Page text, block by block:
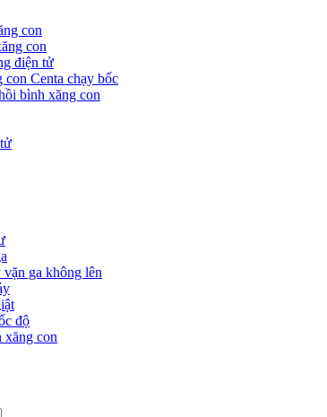
con
con
điện tử
con Centa chạy bốc
bình xăng con
ga không lên
độ
xăng con